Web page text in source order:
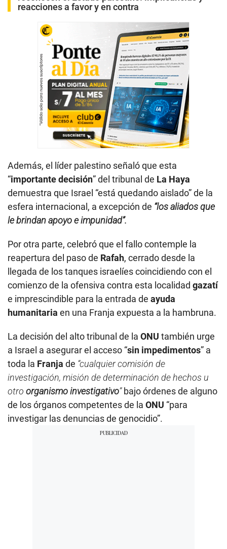
reacciones a favor y en contra
Además, el líder palestino señaló que esta
“importante decisión” del tribunal de La Haya
demuestra que Israel “está quedando aislado” de la
esfera internacional, a excepción de “los aliados que
le brindan apoyo e impunidad”.
Por otra parte, celebró que el fallo contemple la
reapertura del paso de Rafah, cerrado desde la
llegada de los tanques israelíes coincidiendo con el
comienzo de la ofensiva contra esta localidad gazatí
e imprescindible para la entrada de ayuda
humanitaria en una Franja expuesta a la hambruna.
La decisión del alto tribunal de la ONU también urge
a Israel a asegurar el acceso “sin impedimentos” a
toda la Franja de “cualquier comisión de
investigación, misión de determinación de hechos u
otro organismo investigativo”bajo órdenes de alguno
de los órganos competentes de la ONU “para
investigar las denuncias de genocidio”.